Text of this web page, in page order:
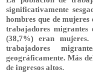
significativamente
hombres que de
trabajadores
(38,7%) eran
trabajadores
geográficamente. Más
de ingresos altos.